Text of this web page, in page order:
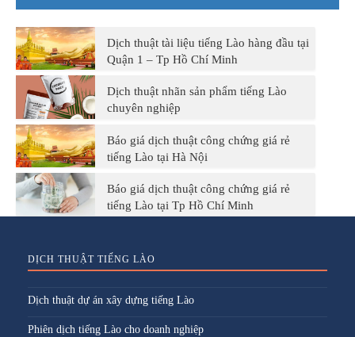
Dịch thuật tài liệu tiếng Lào hàng đầu tại
Quận 1 – Tp Hồ Chí Minh
Dịch thuật nhãn sản phẩm tiếng Lào
chuyên nghiệp
Báo giá dịch thuật công chứng giá rẻ
tiếng Lào tại Hà Nội
Báo giá dịch thuật công chứng giá rẻ
tiếng Lào tại Tp Hồ Chí Minh
DỊCH THUẬT TIẾNG LÀO
Dịch thuật dự án xây dựng tiếng Lào
Phiên dịch tiếng Lào cho doanh nghiệp